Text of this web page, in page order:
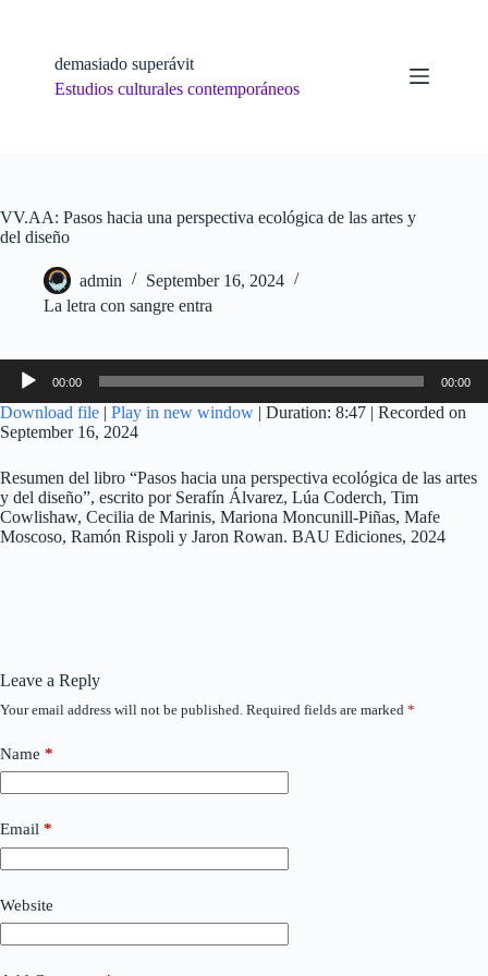
demasiado superávit
Estudios culturales contemporáneos
VV.AA: Pasos hacia una perspectiva ecológica de las artes y
del diseño
admin
September 16, 2024
La letra con sangre entra
Audio
Player
00:00 00:00
Download file | Play in new window | Duration: 8:47 | Recorded on
September 16, 2024
Resumen del libro “Pasos hacia una perspectiva ecológica de las artes
y del diseño”, escrito por Serafín Álvarez, Lúa Coderch, Tim
Cowlishaw, Cecilia de Marinis, Mariona Moncunill-Piñas, Mafe
Moscoso, Ramón Rispoli y Jaron Rowan. BAU Ediciones, 2024
Leave a Reply
Your email address will not be published. Required fields are marked *
Name *
Email *
Website